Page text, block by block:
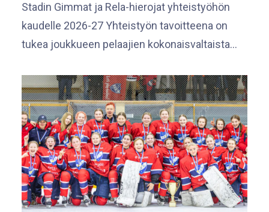
Stadin Gimmat ja Rela-hierojat yhteistyöhön
kaudelle 2026-27 Yhteistyön tavoitteena on
tukea joukkueen pelaajien kokonaisvaltaista…